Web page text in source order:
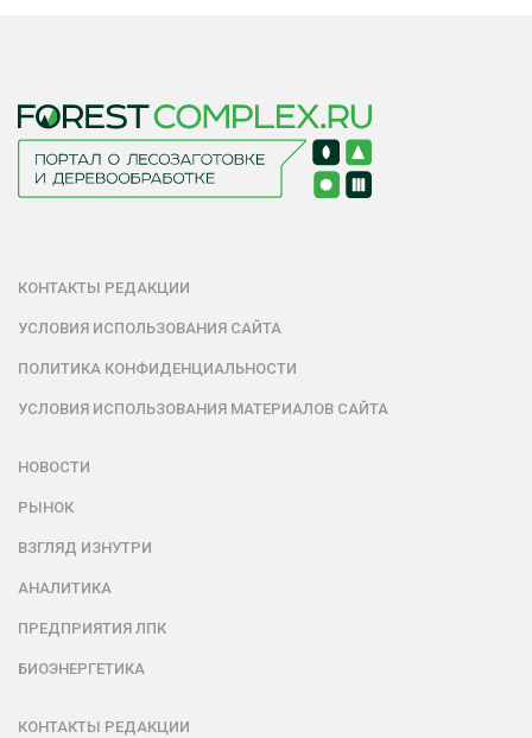
КОНТАКТЫ РЕДАКЦИИ
УСЛОВИЯ ИСПОЛЬЗОВАНИЯ САЙТА
ПОЛИТИКА КОНФИДЕНЦИАЛЬНОСТИ
УСЛОВИЯ ИСПОЛЬЗОВАНИЯ МАТЕРИАЛОВ САЙТА
НОВОСТИ
РЫНОК
ВЗГЛЯД ИЗНУТРИ
АНАЛИТИКА
ПРЕДПРИЯТИЯ ЛПК
БИОЭНЕРГЕТИКА
КОНТАКТЫ РЕДАКЦИИ